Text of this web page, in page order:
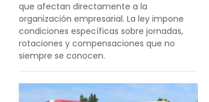
que afectan directamente a la
organización empresarial. La ley impone
condiciones específicas sobre jornadas,
rotaciones y compensaciones que no
siempre se conocen.